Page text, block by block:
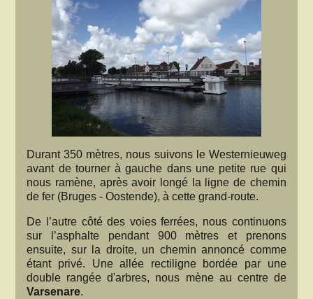
Durant 350 mètres, nous suivons le Westernieuweg
avant de tourner à gauche dans une petite rue qui
nous ramène, après avoir longé la ligne de chemin
de fer (Bruges - Oostende), à cette grand-route.
De l’autre côté des voies ferrées, nous continuons
sur l’asphalte pendant 900 mètres et prenons
ensuite, sur la droite, un chemin annoncé comme
étant privé. Une allée rectiligne bordée par une
double rangée d'arbres, nous mène au centre de
Varsenare.